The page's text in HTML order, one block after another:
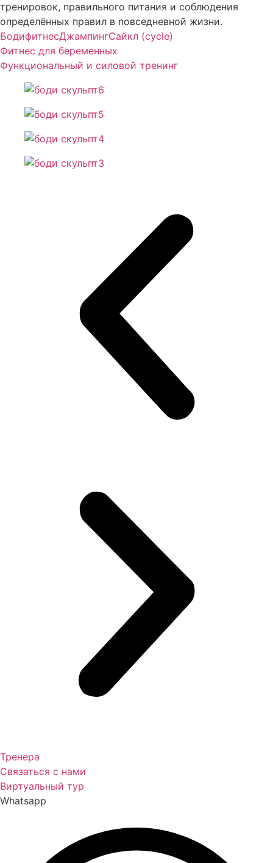
тренировок, правильного питания и соблюдения
определённых правил в повседневной жизни.
БодифитнесДжампингСайкл (cycle)
Фитнес для беременных
Функциональный и силовой тренинг
Тренера
Связаться с нами
Виртуальный тур
Whatsapp